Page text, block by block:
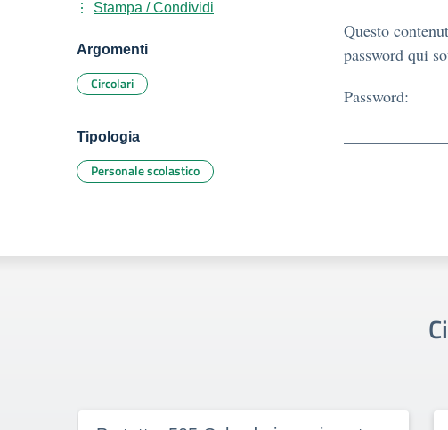
Questo
password qui
Password:
Stampa / Condividi
Argomenti
Circolari
Tipologia
Personale scolastico